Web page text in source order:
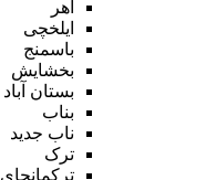
اهر
ایلخچی
باسمنج
بخشایش
بستان آباد
بناب
ناب جدید
ترک
ترکمانچای